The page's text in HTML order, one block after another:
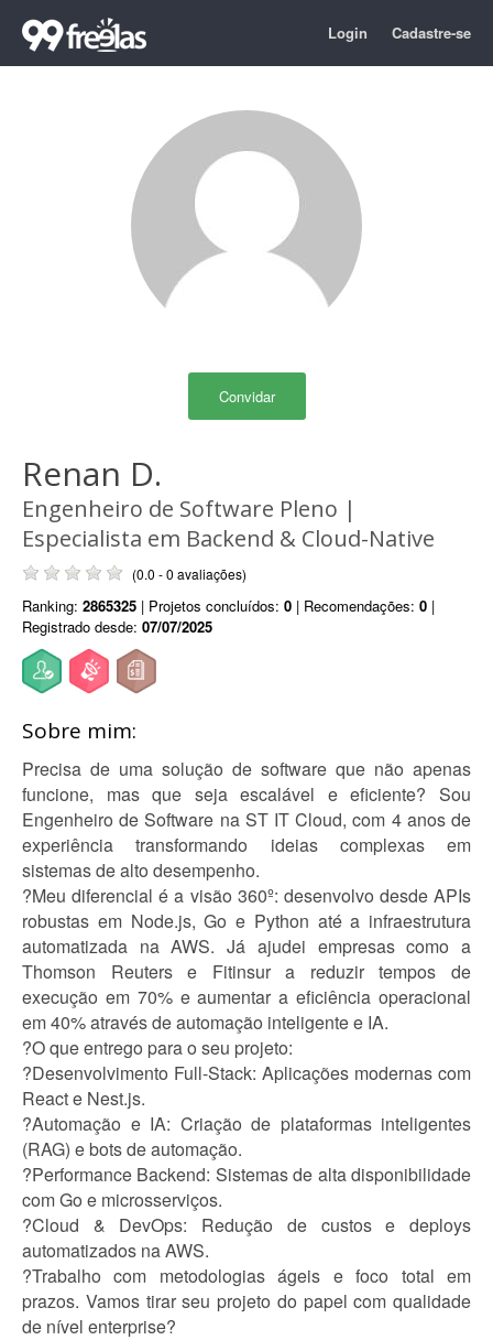
Login Cadastre-se
Convidar
Renan D.
Engenheiro de Software Pleno |
Especialista em Backend & Cloud-Native
(0.0 - 0 avaliações)
Ranking: 2865325 | Projetos concluídos: 0 | Recomendações: 0 |
Registrado desde: 07/07/2025
Sobre mim:
Precisa de uma solução de software que não apenas
funcione, mas que seja escalável e eficiente? Sou
Engenheiro de Software na ST IT Cloud, com 4 anos de
experiência transformando ideias complexas em
sistemas de alto desempenho.
?Meu diferencial é a visão 360º: desenvolvo desde APIs
robustas em Node.js, Go e Python até a infraestrutura
automatizada na AWS. Já ajudei empresas como a
Thomson Reuters e Fitinsur a reduzir tempos de
execução em 70% e aumentar a eficiência operacional
em 40% através de automação inteligente e IA.
?O que entrego para o seu projeto:
?Desenvolvimento Full-Stack: Aplicações modernas com
React e Nest.js.
?Automação e IA: Criação de plataformas inteligentes
(RAG) e bots de automação.
?Performance Backend: Sistemas de alta disponibilidade
com Go e microsserviços.
?Cloud & DevOps: Redução de custos e deploys
automatizados na AWS.
?Trabalho com metodologias ágeis e foco total em
prazos. Vamos tirar seu projeto do papel com qualidade
de nível enterprise?